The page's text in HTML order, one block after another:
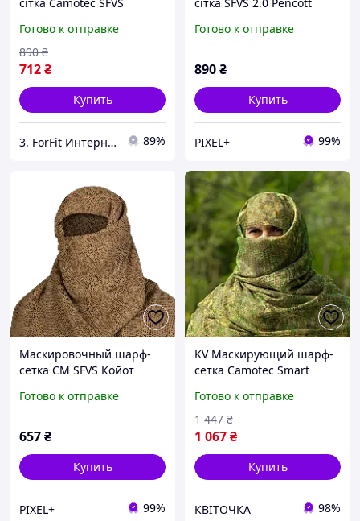
доставкой по Украине
Готово к отправке
712₴
890 ₴
Купить
3. ForFit Интернет-магазин спортивных товаров 89%
Готово к отправке
890₴
Купить
PIXEL+ 99%
Маскировочный шарф-
сетка CM SFVS Койот
Готово к отправке
657₴
Купить
PIXEL+ 99%
KV Маскирующий шарф-
сетка Camotec Smart
снайперов защита лица и
головы 99/KVI
Готово к отправке
1 067₴
1 447 ₴
Купить
КВІТОЧКА 98%